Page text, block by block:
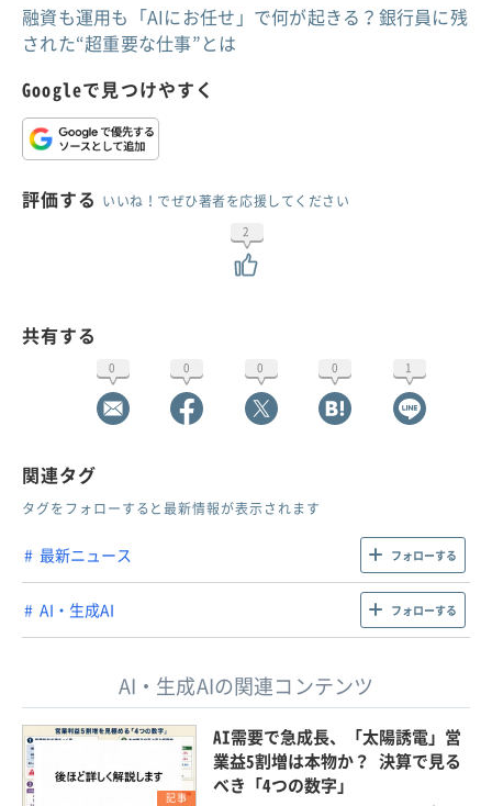
融資も運用も「AIにお任せ」で何が起きる？銀行員に残
された“超重要な仕事”とは
Googleで見つけやすく
評価する いいね！でぜひ著者を応援してください
2
共有する
0 0 0 0 1
関連タグ
タグをフォローすると最新情報が表示されます
最新ニュース フォローする
AI・生成AI フォローする
AI・生成AIの関連コンテンツ
記事
AI需要で急成長、「太陽誘電」営
業益5割増は本物か？ 決算で見る
べき「4つの数字」